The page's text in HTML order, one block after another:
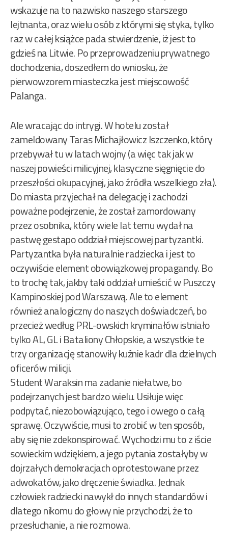
wskazuje na to nazwisko naszego starszego
lejtnanta, oraz wielu osób z którymi się styka, tylko
raz w całej książce pada stwierdzenie, iż jest to
gdzieś na Litwie. Po przeprowadzeniu prywatnego
dochodzenia, doszedłem do wniosku, że
pierwowzorem miasteczka jest miejscowość
Palanga.
Ale wracając do intrygi. W hotelu został
zameldowany Taras Michajłowicz Iszczenko, który
przebywał tu w latach wojny (a więc tak jak w
naszej powieści milicyjnej, klasyczne sięgnięcie do
przeszłości okupacyjnej, jako źródła wszelkiego zła).
Do miasta przyjechał na delegację i zachodzi
poważne podejrzenie, że został zamordowany
przez osobnika, który wiele lat temu wydał na
pastwę gestapo oddział miejscowej partyzantki.
Partyzantka była naturalnie radziecka i jest to
oczywiście element obowiązkowej propagandy. Bo
to trochę tak, jakby taki oddział umieścić w Puszczy
Kampinoskiej pod Warszawą. Ale to element
również analogiczny do naszych doświadczeń, bo
przecież według PRL-owskich kryminałów istniało
tylko AL, GL i Bataliony Chłopskie, a wszystkie te
trzy organizację stanowiły kuźnie kadr dla dzielnych
oficerów milicji.
Student Waraksin ma zadanie niełatwe, bo
podejrzanych jest bardzo wielu. Usiłuje więc
podpytać, niezobowiązująco, tego i owego o całą
sprawę. Oczywiście, musi to zrobić w ten sposób,
aby się nie zdekonspirować. Wychodzi mu to z iście
sowieckim wdziękiem, a jego pytania zostałyby w
dojrzałych demokracjach oprotestowane przez
adwokatów, jako dręczenie świadka. Jednak
człowiek radziecki nawykł do innych standardów i
dlatego nikomu do głowy nie przychodzi, że to
przesłuchanie, a nie rozmowa.